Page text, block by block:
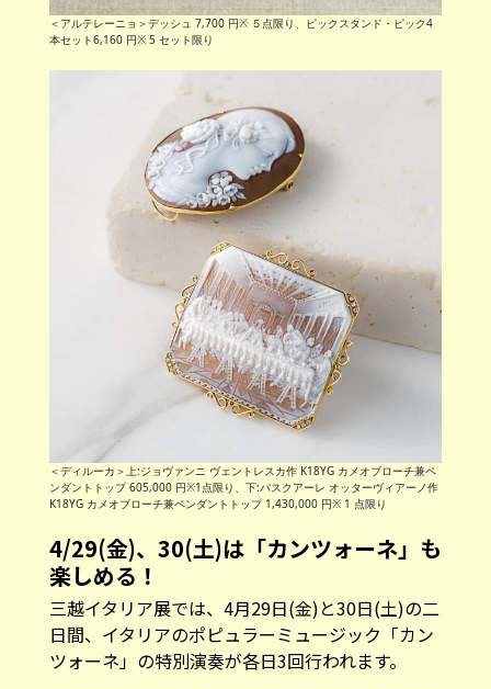
＜アルテレーニョ＞デッシュ 7,700 円※ ５点限り、ピックスタンド・ピック4
本セット6,160 円※ 5 セット限り
＜ディルーカ＞上:ジョヴァンニ ヴェントレスカ作 K18YG カメオブローチ兼ペ
ンダントトップ 605,000 円※1点限り、下:パスクアーレ オッターヴィアーノ作
K18YG カメオブローチ兼ペンダントトップ 1,430,000 円※ 1 点限り
4/29(金)、30(土)は「カンツォーネ」も
楽しめる！
三越イタリア展では、4月29日(金)と30日(土)の二
日間、イタリアのポピュラーミュージック「カン
ツォーネ」の特別演奏が各日3回行われます。